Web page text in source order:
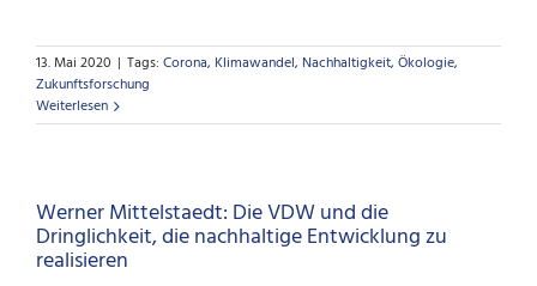
13. Mai 2020 | Tags: Corona, Klimawandel, Nachhaltigkeit, Ökologie,
Zukunftsforschung
Weiterlesen
Werner Mittelstaedt: Die VDW und die
Dringlichkeit, die nachhaltige Entwicklung zu
realisieren